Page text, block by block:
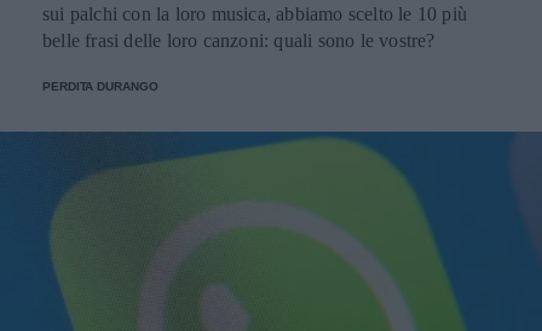
sui palchi con la loro musica, abbiamo scelto le 10 più
belle frasi delle loro canzoni: quali sono le vostre?
PERDITA DURANGO